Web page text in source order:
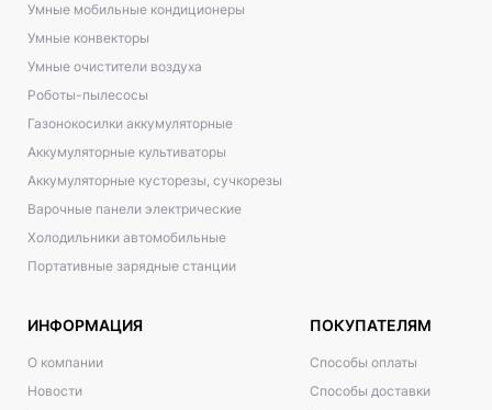
Умные мобильные кондиционеры
Умные конвекторы
Умные очистители воздуха
Роботы-пылесосы
Газонокосилки аккумуляторные
Аккумуляторные культиваторы
Аккумуляторные кусторезы, сучкорезы
Варочные панели электрические
Холодильники автомобильные
Портативные зарядные станции
ИНФОРМАЦИЯ
О компании
Новости
ПОКУПАТЕЛЯМ
Способы оплаты
Способы доставки